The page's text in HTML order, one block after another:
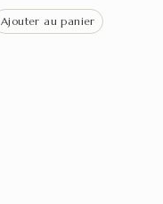
Ajouter au panier